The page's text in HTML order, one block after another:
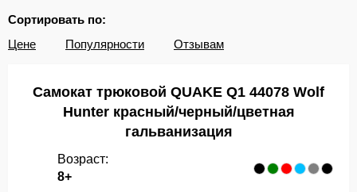
Сортировать по:
Цене
Популярности Отзывам
Самокат трюковой QUAKE Q1 44078 Wolf
Hunter красный/черный/цветная
гальванизация
Возраст:
8+